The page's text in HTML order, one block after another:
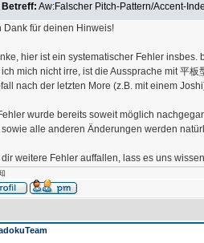
Betreff: Aw:Falscher Pitch-Pattern/Accent-
Dank für deinen Hinweis!
hier ist ein systematischer Fehler insbes.
mich nicht irre, ist die Aussprache mit 平
nach der letzten More (z.B. mit einem
wurde bereits soweit möglich
sowie alle anderen Änderungen werden
weitere Fehler auffallen, lass es uns